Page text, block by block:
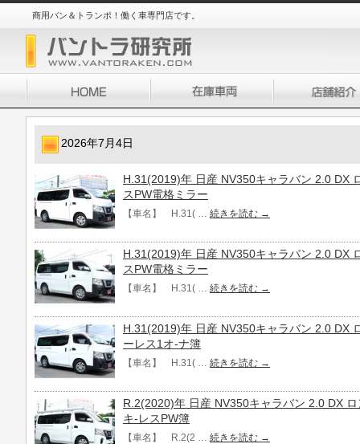
商用バン＆トランポ！働く車専門店です。
2026年7月4日
H.31(2019)年 日産 NV350キャラバン 2.0 DX
スPW電格ミラー
【車名】 H.31( … 続きを読む →
H.31(2019)年 日産 NV350キャラバン 2.0 DX
スPW電格ミラー
【車名】 H.31( … 続きを読む →
H.31(2019)年 日産 NV350キャラバン 2.0 DX
ーレス1オ-ナ簿
【車名】 H.31( … 続きを読む →
R.2(2020)年 日産 NV350キャラバン 2.0 DX
キ-レスPW簿
【車名】 R.2(2 … 続きを読む →